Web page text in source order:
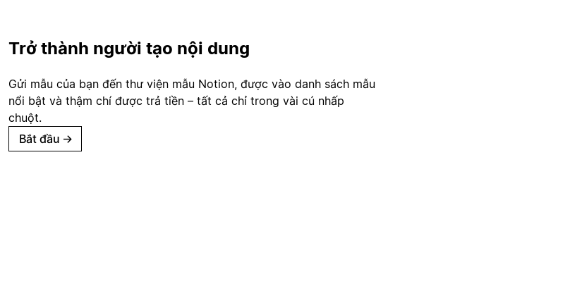
Trở thành người tạo nội dung
Gửi mẫu của bạn đến thư viện mẫu Notion, được vào danh sách mẫu
nổi bật và thậm chí được trả tiền – tất cả chỉ trong vài cú nhấp
chuột.
Bắt đầu →